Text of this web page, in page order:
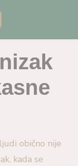
obično nije
kada se